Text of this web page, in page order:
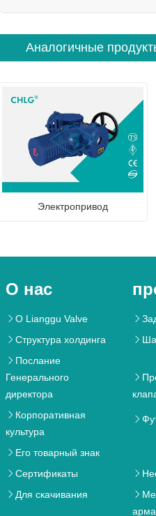
Аналогичные
Электропривод
О нас
О Lianggu Valve
Структура холдинга
 Послание
Генерального
директора
 Корпоративная
культура
 Его товарный знак
Сертификаты
 Для скачивания





